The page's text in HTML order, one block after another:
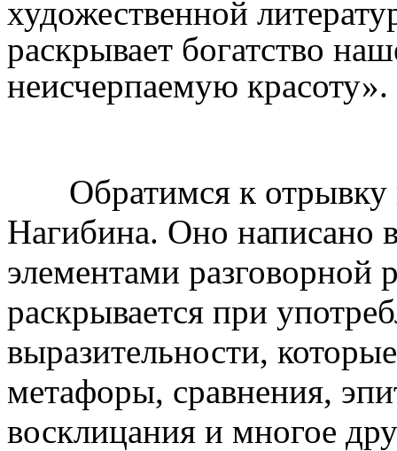
художественной
раскрывает богатство
неисчерпаемую
Обратимся к отрывку
Нагибина. Оно написано
элементами разговорной
раскрывается при
выразительности,
метафоры, сравнения,
восклицания и многое